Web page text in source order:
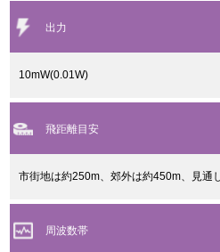
出力
10mW(0.01W)
飛距離目安
市街地は約250m、郊外は約450m、見通
周波数帯